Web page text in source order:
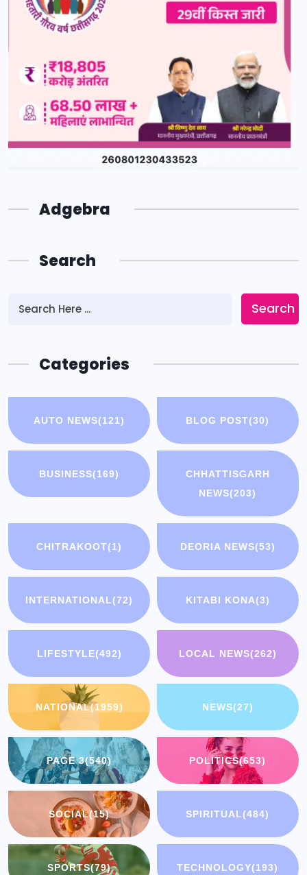
Adgebra
Search
Search
Categories
AUTO NEWS(121) BLOG POST(30)
BUSINESS(169)
CHHATTISGARH
NEWS(203)
CHITRAKOOT(1) DEORIA NEWS(53)
INTERNATIONAL(72) KITABI KONA(3)
LIFESTYLE(492) LOCAL NEWS(262)
NATIONAL(1959) NEWS(27)
PAGE 3(540) POLITICS(653)
SOCIAL(15) SPIRITUAL(484)
SPORTS(79) TECHNOLOGY(193)